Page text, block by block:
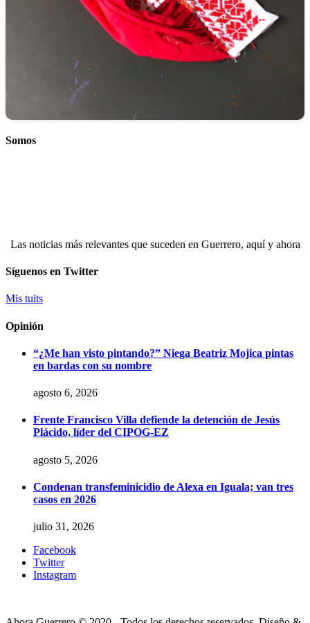
Somos
Las noticias más relevantes que suceden en Guerrero, aquí y ahora
Síguenos en Twitter
Mis tuits
Opinión
“¿Me han visto pintando?” Niega Beatriz Mojica pintas
en bardas con su nombre
agosto 6, 2026
Frente Francisco Villa defiende la detención de Jesús
Plácido, líder del CIPOG-EZ
agosto 5, 2026
Condenan transfeminicidio de Alexa en Iguala; van tres
casos en 2026
julio 31, 2026
Facebook
Twitter
Instagram